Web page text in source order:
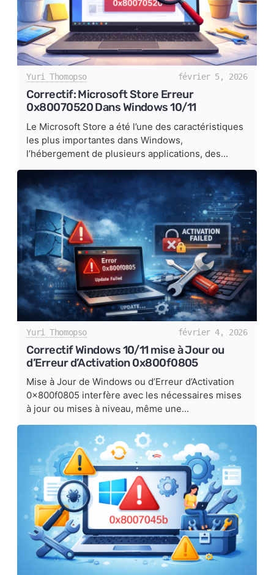
Yuri Thomopso février 5, 2026
Correctif: Microsoft Store Erreur
0x80070520 Dans Windows 10/11
Le Microsoft Store a été l’une des caractéristiques
les plus importantes dans Windows,
l’hébergement de plusieurs applications, des...
Yuri Thomopso février 4, 2026
Correctif Windows 10/11 mise à Jour ou
d’Erreur d’Activation 0x800f0805
Mise à Jour de Windows ou d’Erreur d’Activation
0x800f0805 interfère avec les nécessaires mises
à jour ou mises à niveau, même une...